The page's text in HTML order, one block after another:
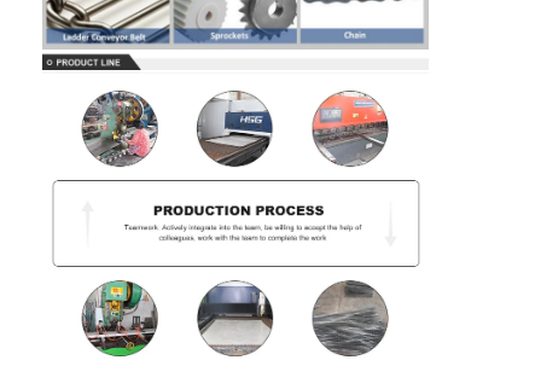
Sabuk Konveyor Sarang Lebah
Pelat Rantai Konveyor
Sabuk Jala Fotovoltaik Surya
Sabuk Jaring Rantai
Sabuk Konveyor Oven